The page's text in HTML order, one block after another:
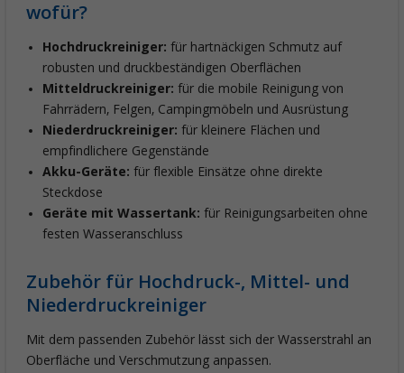
wofür?
Hochdruckreiniger: für hartnäckigen Schmutz auf
robusten und druckbeständigen Oberflächen
Mitteldruckreiniger: für die mobile Reinigung von
Fahrrädern, Felgen, Campingmöbeln und Ausrüstung
Niederdruckreiniger: für kleinere Flächen und
empfindlichere Gegenstände
Akku-Geräte: für flexible Einsätze ohne direkte
Steckdose
Geräte mit Wassertank: für Reinigungsarbeiten ohne
festen Wasseranschluss
Zubehör für Hochdruck-, Mittel- und
Niederdruckreiniger
Mit dem passenden Zubehör lässt sich der Wasserstrahl an
Oberfläche und Verschmutzung anpassen.